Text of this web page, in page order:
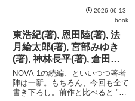
なく、あくまでも資本論と格闘す
る日々を綴っているに過ぎない。
著者のファンなら楽しめると思
う。しりあがり寿の挿絵にも注
目。
2026-06-13
book
東浩紀(著), 恩田陸(著), 法
月綸太郎(著), 宮部みゆき
(著), 神林長平(著), 倉田タ
カシ(著), 小路幸也(著), 新
城カズマ(著), 曽根圭介(著),
田辺青蛙(著), 津原泰水(著),
NOVA 1の続編、といいつつ著者
陣は一新。もちろん、今回も全て
書き下ろし。前作と比べると "バ